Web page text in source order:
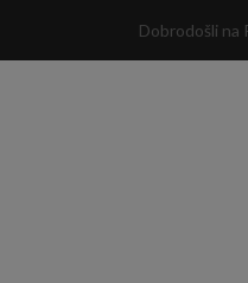
Dobrodošli na